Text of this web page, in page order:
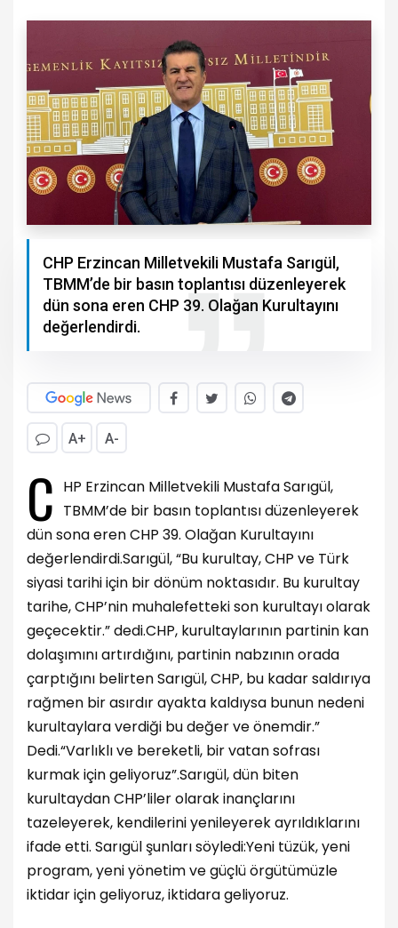
CHP Erzincan Milletvekili Mustafa Sarıgül,
TBMM’de bir basın toplantısı düzenleyerek
dün sona eren CHP 39. Olağan Kurultayını
değerlendirdi.
A+ A-
C HP Erzincan Milletvekili Mustafa Sarıgül,
TBMM’de bir basın toplantısı düzenleyerek
dün sona eren CHP 39. Olağan Kurultayını
değerlendirdi.Sarıgül, “Bu kurultay, CHP ve Türk
siyasi tarihi için bir dönüm noktasıdır. Bu kurultay
tarihe, CHP’nin muhalefetteki son kurultayı olarak
geçecektir.” dedi.CHP, kurultaylarının partinin kan
dolaşımını artırdığını, partinin nabzının orada
çarptığını belirten Sarıgül, CHP, bu kadar saldırıya
rağmen bir asırdır ayakta kaldıysa bunun nedeni
kurultaylara verdiği bu değer ve önemdir.”
Dedi.“Varlıklı ve bereketli, bir vatan sofrası
kurmak için geliyoruz”.Sarıgül, dün biten
kurultaydan CHP’liler olarak inançlarını
tazeleyerek, kendilerini yenileyerek ayrıldıklarını
ifade etti. Sarıgül şunları söyledi:Yeni tüzük, yeni
program, yeni yönetim ve güçlü örgütümüzle
iktidar için geliyoruz, iktidara geliyoruz.